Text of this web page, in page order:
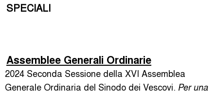
SPECIALI
Assemblee Generali Ordinarie
2024 Seconda Sessione della XVI Assemblea
Generale Ordinaria del Sinodo dei Vescovi. Per una